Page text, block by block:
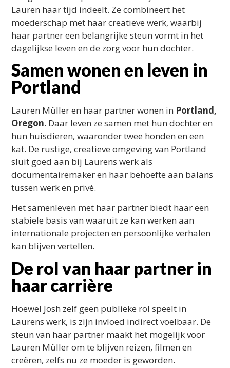
Lauren haar tijd indeelt. Ze combineert het
moederschap met haar creatieve werk, waarbij
haar partner een belangrijke steun vormt in het
dagelijkse leven en de zorg voor hun dochter.
Samen wonen en leven in
Portland
Lauren Müller en haar partner wonen in Portland,
Oregon. Daar leven ze samen met hun dochter en
hun huisdieren, waaronder twee honden en een
kat. De rustige, creatieve omgeving van Portland
sluit goed aan bij Laurens werk als
documentairemaker en haar behoefte aan balans
tussen werk en privé.
Het samenleven met haar partner biedt haar een
stabiele basis van waaruit ze kan werken aan
internationale projecten en persoonlijke verhalen
kan blijven vertellen.
De rol van haar partner in
haar carrière
Hoewel Josh zelf geen publieke rol speelt in
Laurens werk, is zijn invloed indirect voelbaar. De
steun van haar partner maakt het mogelijk voor
Lauren Müller om te blijven reizen, filmen en
creëren, zelfs nu ze moeder is geworden.